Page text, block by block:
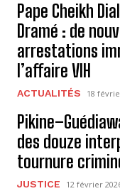
Pape Cheikh
Dramé : de
arrestations
l’affaire VIH
ACTUALITÉS 18
des douze
tournure
JUSTICE 12 février